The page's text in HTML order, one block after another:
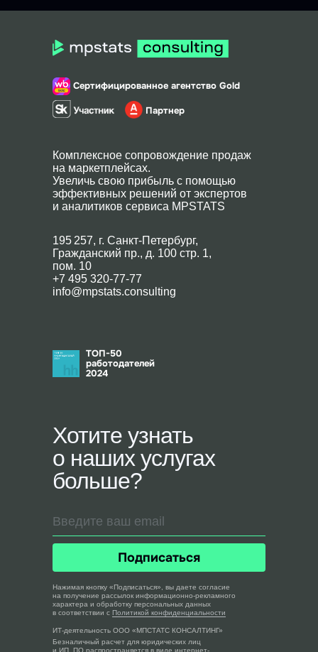
Комплексное сопровождение продаж
на маркетплейсах.
Увеличь свою прибыль с помощью
эффективных решений от экспертов
и аналитиков сервиса MPSTATS
195 257, г. Санкт-Петербург,
Гражданский пр., д. 100 стр. 1,
пом. 10
+7 495 320-77-77
info@mpstats.consulting
Хотите узнать
о наших услугах
больше?
ИТ-деятельность ООО «МПСТАТС КОНСАЛТИНГ»
Безналичный расчет для юридических лиц
и ИП. ПО распространяется в виде интернет-
Нажимая кнопку «Подписаться», вы даете согласие
на получение рассылок информационно-рекламного
характера и обработку персональных данных
в соответствии с Политикой конфиденциальности
Подписаться
Партнер
Сертифицированное агентство Gold
ТОП-50
работодателей
2024